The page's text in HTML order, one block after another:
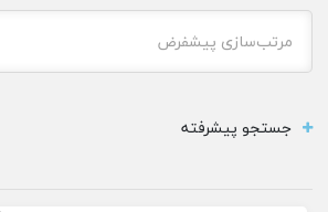
مرتب‌سازی پیشفرض
جستجو پیشرفته